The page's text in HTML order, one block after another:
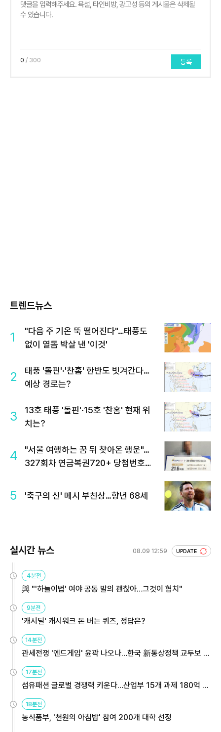
0 / 300 등록
트렌드뉴스
1
"다음 주 기온 뚝 떨어진다"…태풍도
없이 열돔 박살 낸 '이것'
2
태풍 '돌핀'·'찬홈' 한반도 빗겨간다…
예상 경로는?
3
13호 태풍 '돌핀'·15호 '찬홈' 현재 위
치는?
4
"서울 여행하는 꿈 뒤 찾아온 행운"…
327회차 연금복권720+ 당첨번호조
5 '축구의 신' 메시 부친상…향년 68세
실시간 뉴스 08.09 12:59 UPDATE
4분전
與 "'하늘이법' 여야 공동 발의 괜찮아…그것이 협치"
9분전
'캐시딜' 캐시워크 돈 버는 퀴즈, 정답은?
14분전
관세전쟁 '엔드게임' 윤곽 나오나…한국 新통상정책 교두보 활
17분전
섬유패션 글로벌 경쟁력 키운다…산업부 15개 과제 180억 지
18분전
농식품부, '천원의 아침밥' 참여 200개 대학 선정